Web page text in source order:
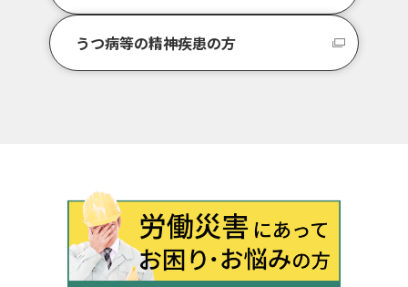
うつ病等の精神疾患の方